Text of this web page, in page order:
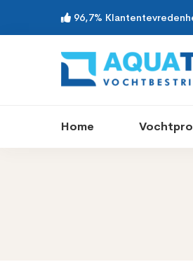
96,7%
Home